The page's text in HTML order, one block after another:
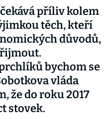
příliv kolem
těch, kteří
důvodů,
bychom se
vláda
že do roku 2017
stovek.